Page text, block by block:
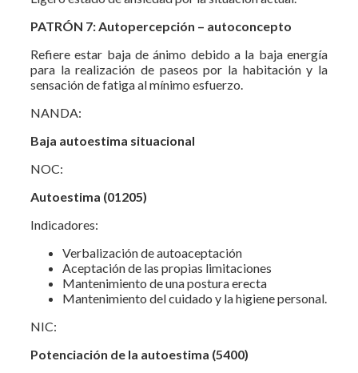
PATRÓN 7: Autopercepción – autoconcepto
Refiere estar baja de ánimo debido a la baja energía
para la realización de paseos por la habitación y la
sensación de fatiga al mínimo esfuerzo.
NANDA:
Baja autoestima situacional
NOC:
Autoestima (01205)
Indicadores:
Verbalización de autoaceptación
Aceptación de las propias limitaciones
Mantenimiento de una postura erecta
Mantenimiento del cuidado y la higiene personal.
NIC:
Potenciación de la autoestima (5400)